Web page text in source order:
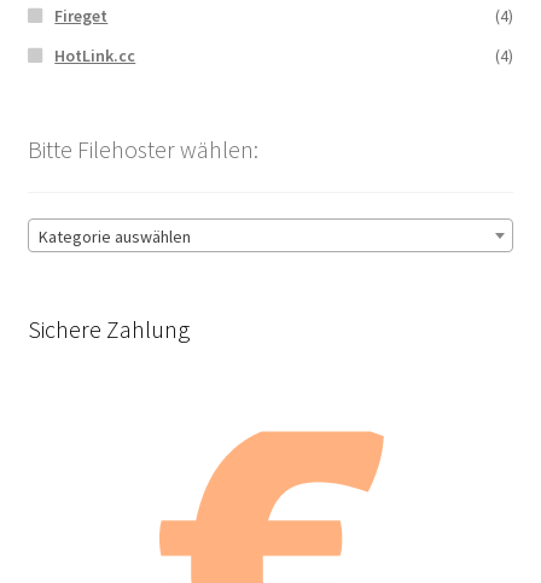
Fireget
(4)
HotLink.cc
(4)
Bitte Filehoster wählen:
Kategorie auswählen
Sichere Zahlung